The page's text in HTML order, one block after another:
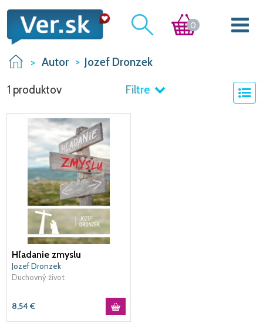
0
Autor Jozef Dronzek
1 produktov Filtre
Hľadanie zmyslu
Jozef Dronzek
Duchovný život
8,54 €